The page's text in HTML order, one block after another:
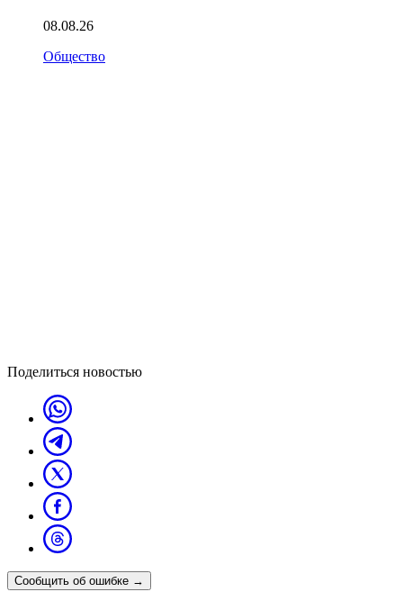
08.08.26
Общество
Поделиться новостью
Сообщить об ошибке →